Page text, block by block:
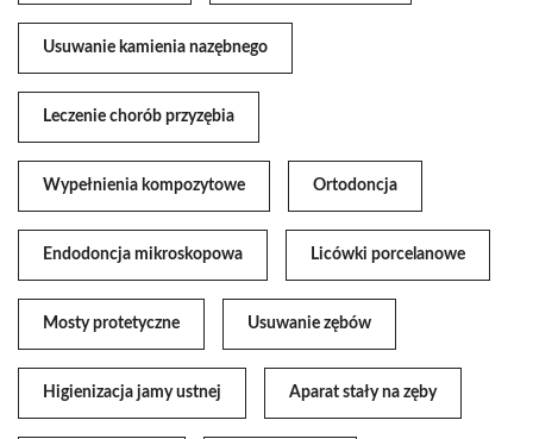
Usuwanie kamienia nazębnego
Leczenie chorób przyzębia
Wypełnienia kompozytowe Ortodoncja
Endodoncja mikroskopowa Licówki porcelanowe
Mosty protetyczne Usuwanie zębów
Higienizacja jamy ustnej Aparat stały na zęby